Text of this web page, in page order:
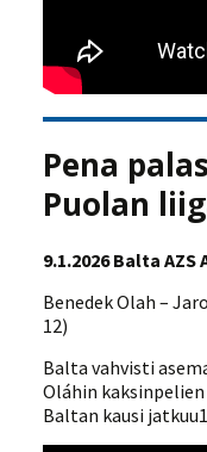
Pena
Puolan
9.1.2026 Balta AZS
Benedek Olah –
12)
Balta vahvisti
Oláhin
Baltan kausi